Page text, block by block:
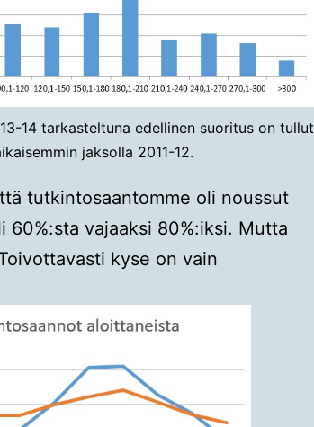
14 tarkasteltuna edellinen suoritus on tullut
jaksolla 2011-12.
tutkintosaantomme oli noussut
vajaaksi 80%:iksi. Mutta
kyse on vain